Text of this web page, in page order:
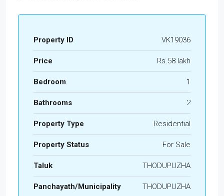
Property ID VK19036
Price Rs.58 lakh
Bedroom 1
Bathrooms 2
Property Type Residential
Property Status For Sale
Taluk THODUPUZHA
Panchayath/Municipality THODUPUZHA